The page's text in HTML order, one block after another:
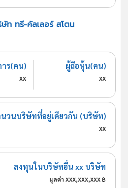
ท ทรี-คัลเลอร์ สโตน
าร(คน)
xx
ผู้ถือหุ้น(คน)
xx
วนบริษัทที่อยู่เดียวกัน (บริษัท)
xx
ลงทุนในบริษัทอื่น xx บริษัท
มูลค่า xxx,xxx,xxx ฿